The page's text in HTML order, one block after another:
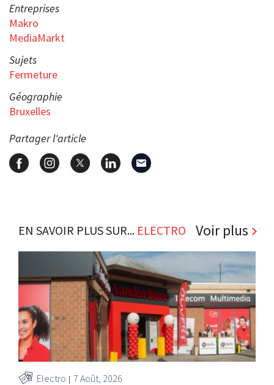
Entreprises
Makro
MediaMarkt
Sujets
Fermeture
Géographie
Bruxelles
Partager l'article
EN SAVOIR PLUS SUR... ELECTRO Voir plus
Electro 7 Août, 2026